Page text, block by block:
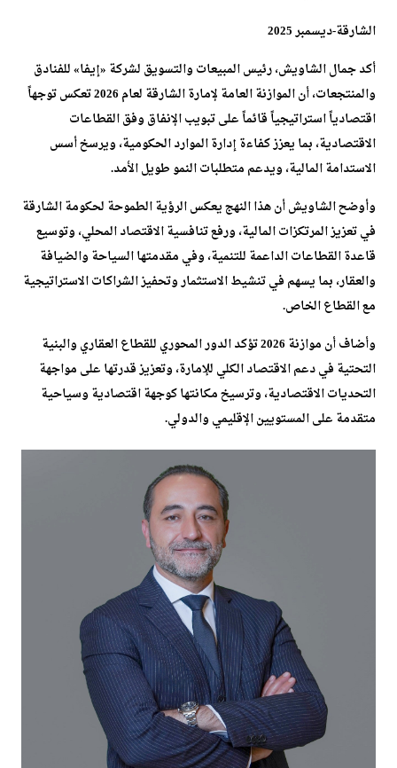
الشارقة-ديسمبر 2025
أكد جمال الشاويش، رئيس المبيعات والتسويق لشركة «إيفا» للفنادق
والمنتجعات، أن الموازنة العامة لإمارة الشارقة لعام 2026 تعكس توجهاً
اقتصادياً استراتيجياً قائماً على تبويب الإنفاق وفق القطاعات
الاقتصادية، بما يعزز كفاءة إدارة الموارد الحكومية، ويرسخ أسس
الاستدامة المالية، ويدعم متطلبات النمو طويل الأمد.
وأوضح الشاويش أن هذا النهج يعكس الرؤية الطموحة لحكومة الشارقة
في تعزيز المرتكزات المالية، ورفع تنافسية الاقتصاد المحلي، وتوسيع
قاعدة القطاعات الداعمة للتنمية، وفي مقدمتها السياحة والضيافة
والعقار، بما يسهم في تنشيط الاستثمار وتحفيز الشراكات الاستراتيجية
مع القطاع الخاص.
وأضاف أن موازنة 2026 تؤكد الدور المحوري للقطاع العقاري والبنية
التحتية في دعم الاقتصاد الكلي للإمارة، وتعزيز قدرتها على مواجهة
التحديات الاقتصادية، وترسيخ مكانتها كوجهة اقتصادية وسياحية
متقدمة على المستويين الإقليمي والدولي.